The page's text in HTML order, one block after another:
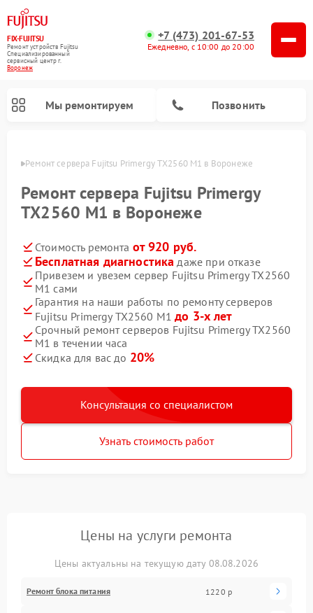
FIX-FUJITSU
Ремонт устройств Fujitsu
Специализированный
cервисный центр г.
Воронеж
+7 (473) 201-67-53
Ежедневно, с 10:00 до 20:00
Мы ремонтируем Позвонить
Ремонт сервера Fujitsu Primergy TX2560 M1 в Воронеже
Ремонт сервера Fujitsu Primergy
TX2560 M1 в Воронеже
Стоимость ремонта от 920 руб.
Бесплатная диагностика даже при отказе
Привезем и увезем сервер Fujitsu Primergy TX2560
M1 сами
Гарантия на наши работы по ремонту серверов
Fujitsu Primergy TX2560 M1до 3-х лет
Срочный ремонт серверов Fujitsu Primergy TX2560
M1 в течении часа
Скидка для вас до 20%
Консультация со специалистом
Узнать стоимость работ
Цены на услуги ремонта
Цены актуальны на текущую дату 08.08.2026
Ремонт блока питания 1220 р